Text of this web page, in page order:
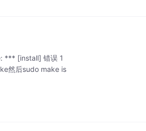
*** [install] 错误 1
然后sudo make is